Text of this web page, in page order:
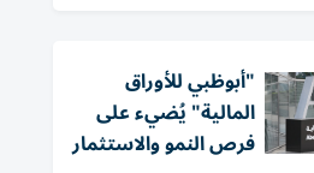
"أبوظبي للأوراق
المالية" يُضيء على
فرص النمو والاستثمار